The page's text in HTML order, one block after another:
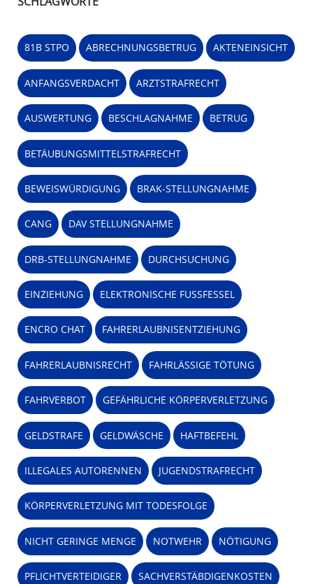
81B STPO ABRECHNUNGSBETRUG AKTENEINSICHT
ANFANGSVERDACHT ARZTSTRAFRECHT
AUSWERTUNG BESCHLAGNAHME BETRUG
BETÄUBUNGSMITTELSTRAFRECHT
BEWEISWÜRDIGUNG BRAK-STELLUNGNAHME
CANG DAV STELLUNGNAHME
DRB-STELLUNGNAHME DURCHSUCHUNG
EINZIEHUNG ELEKTRONISCHE FUSSFESSEL
ENCRO CHAT FAHRERLAUBNISENTZIEHUNG
FAHRERLAUBNISRECHT FAHRLÄSSIGE TÖTUNG
FAHRVERBOT GEFÄHRLICHE KÖRPERVERLETZUNG
GELDSTRAFE GELDWÄSCHE HAFTBEFEHL
ILLEGALES AUTORENNEN JUGENDSTRAFRECHT
KÖRPERVERLETZUNG MIT TODESFOLGE
NICHT GERINGE MENGE NOTWEHR NÖTIGUNG
PFLICHTVERTEIDIGER SACHVERSTÄBDIGENKOSTEN